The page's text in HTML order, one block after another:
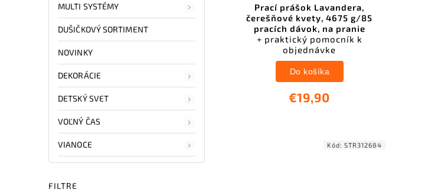
MULTI SYSTÉMY
DUŠIČKOVÝ SORTIMENT
NOVINKY
DEKORÁCIE
DETSKÝ SVET
VOĽNÝ ČAS
VIANOCE
FILTRE
Prací prášok Lavandera,
čerešňové kvety, 4675 g/85
pracích dávok, na pranie
+ praktický pomocník k
objednávke
€19,90
Do košíka
Kód:STR312684